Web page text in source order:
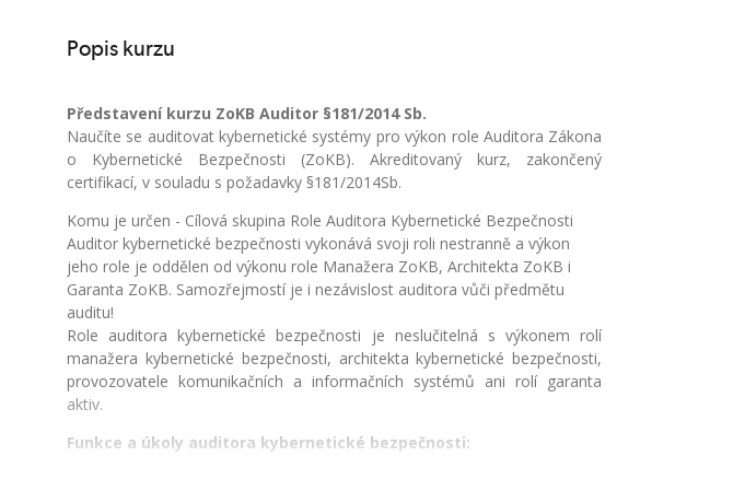
Popis kurzu
Představení kurzu ZoKB Auditor §181/2014 Sb.
Naučíte se auditovat kybernetické systémy pro výkon role Auditora Zákona
o Kybernetické Bezpečnosti (ZoKB). Akreditovaný kurz, zakončený
certifikací, v souladu s požadavky §181/2014Sb.
Komu je určen - Cílová skupina Role Auditora Kybernetické Bezpečnosti
Auditor kybernetické bezpečnosti vykonává svoji roli nestranně a výkon
jeho role je oddělen od výkonu role Manažera ZoKB, Architekta ZoKB i
Garanta ZoKB. Samozřejmostí je i nezávislost auditora vůči předmětu
auditu!
Role auditora kybernetické bezpečnosti je neslučitelná s výkonem rolí
manažera kybernetické bezpečnosti, architekta kybernetické bezpečnosti,
provozovatele komunikačních a informačních systémů ani rolí garanta
aktiv.
Funkce a úkoly auditora kybernetické bezpečnosti: